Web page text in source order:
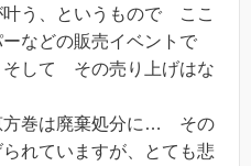
叶う、というもので ここ
などの販売イベントで
そして その売り上げはな
方巻は廃棄処分に… その
れていますが、とても悲